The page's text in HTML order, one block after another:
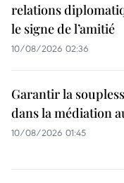
relations
le signe de l’amitié
10/08/2026 02:36
Garantir la
dans la médiation
10/08/2026 01:45